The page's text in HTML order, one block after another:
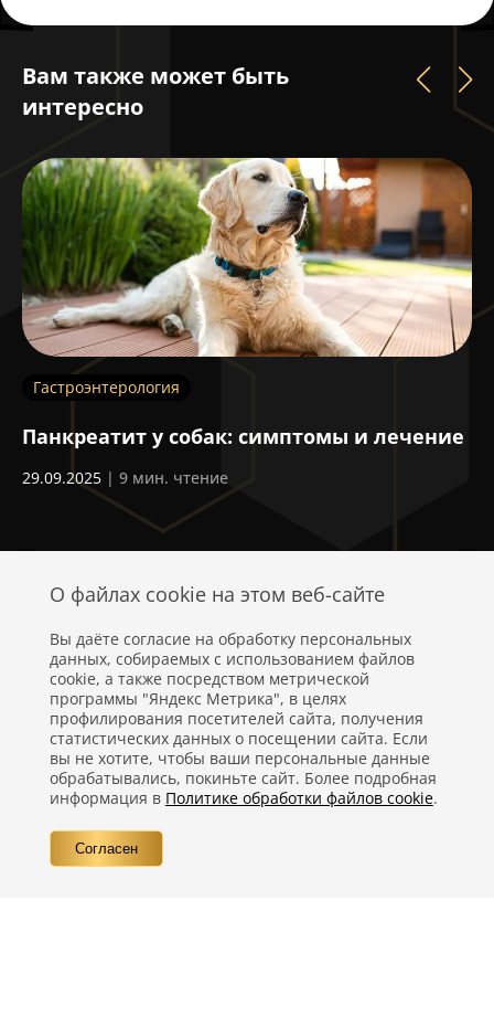
Вам также может быть
интересно
Гастроэнтерология
Панкреатит у собак: симптомы и лечение
29.09.2025 | 9 мин. чтение
Политика конфиденциальности
Правовая информация
Контакты
О файлах cookie на этом веб-сайте
Вы даёте согласие на обработку персональных
данных, собираемых с использованием файлов
cookie, а также посредством метрической
программы "Яндекс Метрика", в целях
профилирования посетителей сайта, получения
статистических данных о посещении сайта. Если
вы не хотите, чтобы ваши персональные данные
обрабатывались, покиньте сайт. Более подробная
информация в Политике обработки файлов cookie.
Согласен